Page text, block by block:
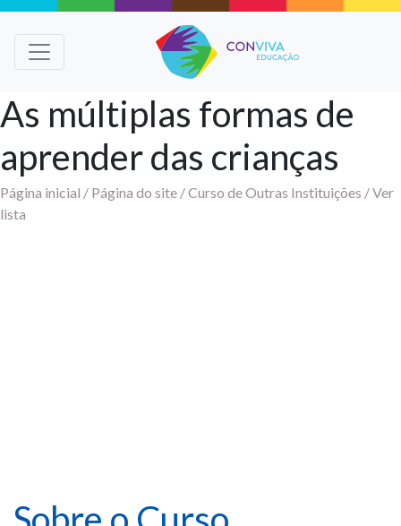
As múltiplas formas de
aprender das crianças
Página inicial / Página do site /Curso de Outras Instituições /Ver
lista